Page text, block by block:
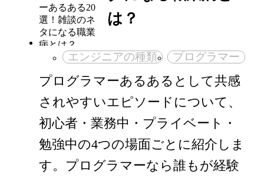
は？
エンジニアの種類 プログラマー
プログラマーあるあるとして共感
されやすいエピソードについて、
初心者・業務中・プライベート・
勉強中の4つの場面ごとに紹介しま
す。プログラマーなら誰もが経験